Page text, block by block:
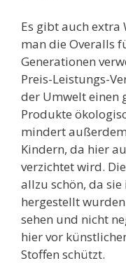
Es gibt auch extra
man die Overalls
Generationen
Preis-Leistungs-
der Umwelt einen
Produkte
mindert
Kindern, da hier
verzichtet wird.
allzu schön, da
hergestellt
sehen und nicht
hier vor
Stoffen schützt.